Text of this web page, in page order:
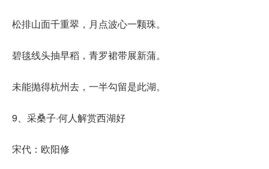
松排山面千重翠，月点波心一颗珠。
碧毯线头抽早稻，青罗裙带展新蒲。
未能抛得杭州去，一半勾留是此湖。
9、采桑子·何人解赏西湖好
宋代：欧阳修